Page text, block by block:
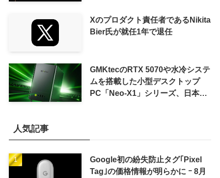
Xのプロダクト責任者であるNikita
Bier氏が就任1年で退任
GMKtecのRTX 5070や水冷システ
ムを搭載した小型デスクトップ
PC「Neo-X1」シリーズ、日本で
人気記事
Google初の紛失防止タグ｢Pixel
Tag｣の価格情報が明らかに ｰ 8月